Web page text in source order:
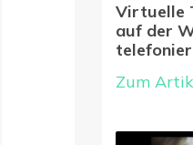
Virtuelle
auf der
Zum